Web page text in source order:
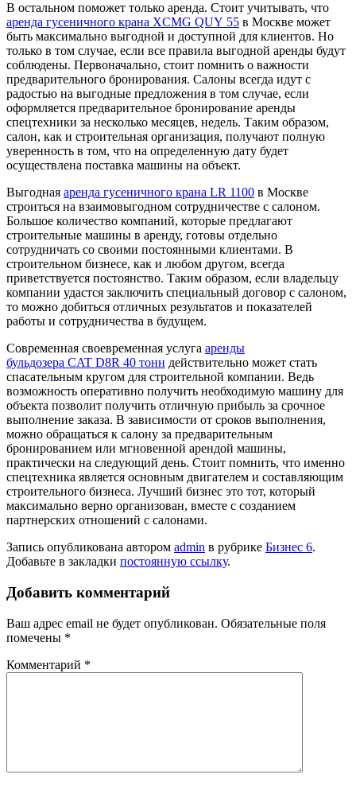
В остальном поможет только аренда. Стоит учитывать, что
аренда гусеничного крана XCMG QUY 55 в Москве может
быть максимально выгодной и доступной для клиентов. Но
только в том случае, если все правила выгодной аренды будут
соблюдены. Первоначально, стоит помнить о важности
предварительного бронирования. Салоны всегда идут с
радостью на выгодные предложения в том случае, если
оформляется предварительное бронирование аренды
спецтехники за несколько месяцев, недель. Таким образом,
салон, как и строительная организация, получают полную
уверенность в том, что на определенную дату будет
осуществлена поставка машины на объект.
Выгодная аренда гусеничного крана LR 1100 в Москве
строиться на взаимовыгодном сотрудничестве с салоном.
Большое количество компаний, которые предлагают
строительные машины в аренду, готовы отдельно
сотрудничать со своими постоянными клиентами. В
строительном бизнесе, как и любом другом, всегда
приветствуется постоянство. Таким образом, если владельцу
компании удастся заключить специальный договор с салоном,
то можно добиться отличных результатов и показателей
работы и сотрудничества в будущем.
Современная своевременная услуга аренды
бульдозера CAT D8R 40 тонн действительно может стать
спасательным кругом для строительной компании. Ведь
возможность оперативно получить необходимую машину для
объекта позволит получить отличную прибыль за срочное
выполнение заказа. В зависимости от сроков выполнения,
можно обращаться к салону за предварительным
бронированием или мгновенной арендой машины,
практически на следующий день. Стоит помнить, что именно
спецтехника является основным двигателем и составляющим
строительного бизнеса. Лучший бизнес это тот, который
максимально верно организован, вместе с созданием
партнерских отношений с салонами.
Запись опубликована автором admin в рубрике Бизнес 6.
Добавьте в закладки постоянную ссылку.
Добавить комментарий
Ваш адрес email не будет опубликован. Обязательные поля
помечены *
Комментарий *